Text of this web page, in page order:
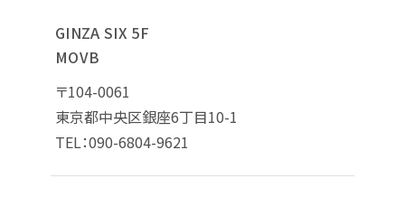
GINZA SIX 5F
MOVB
〒104-0061
東京都中央区銀座6丁目10-1
TEL：090-6804-9621